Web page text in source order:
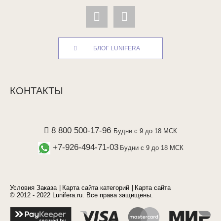
БЛОГ LUNIFERA
КОНТАКТЫ
8 800 500-17-96 Будни с 9 до 18 МСК
+7-926-494-71-03 Будни с 9 до 18 МСК
Условия Заказа Карта сайта категорий
Карта сайта
© 2012 - 2022 Lunifera.ru. Все права защищены.